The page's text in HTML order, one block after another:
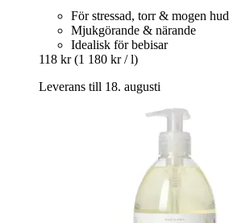
För stressad, torr & mogen hud
Mjukgörande & närande
Idealisk för bebisar
118 kr (1 180 kr / l)
Leverans till 18. augusti